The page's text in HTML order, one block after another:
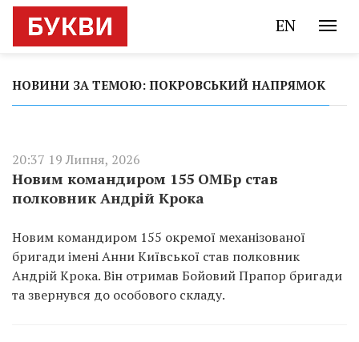
EN
НОВИНИ ЗА ТЕМОЮ: ПОКРОВСЬКИЙ НАПРЯМОК
20:37 19 Липня, 2026
Новим командиром 155 ОМБр став
полковник Андрій Крока
Новим командиром 155 окремої механізованої
бригади імені Анни Київської став полковник
Андрій Крока. Він отримав Бойовий Прапор бригади
та звернувся до особового складу.